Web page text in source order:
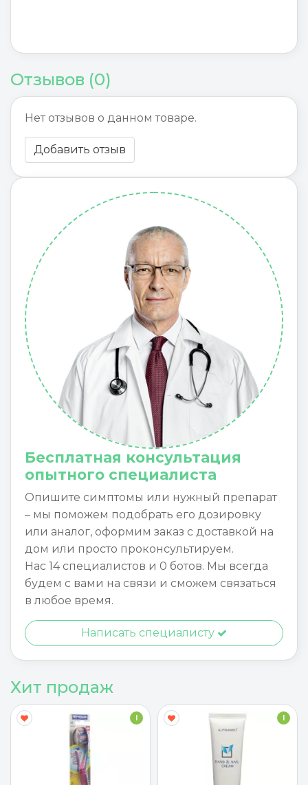
Отзывов (0)
Нет отзывов о данном товаре.
Добавить отзыв
Бесплатная консультация
опытного специалиста
Опишите симптомы или нужный препарат
– мы поможем подобрать его дозировку
или аналог, оформим заказ с доставкой на
дом или просто проконсультируем.
Нас 14 специалистов и 0 ботов. Мы всегда
будем с вами на связи и сможем связаться
в любое время.
Написать специалисту
Хит продаж